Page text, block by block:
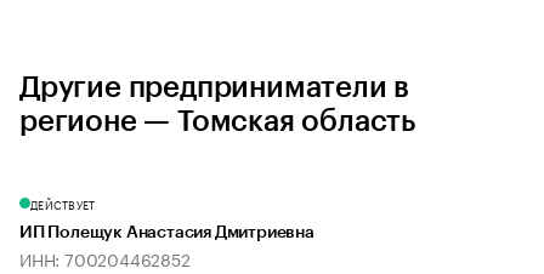
Другие предприниматели в
регионе — Томская область
ДЕЙСТВУЕТ
ИП Полещук Анастасия Дмитриевна
ИНН: 700204462852